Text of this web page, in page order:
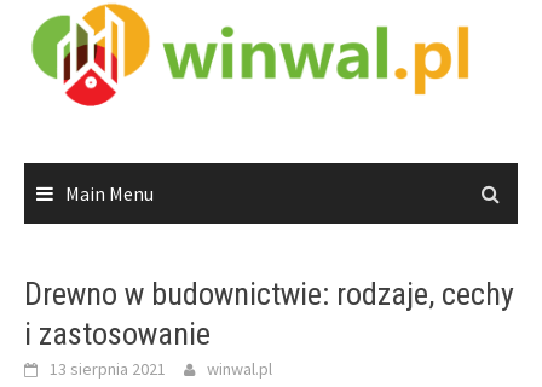
content
Main Menu
Drewno w budownictwie: rodzaje, cechy
i zastosowanie
13 sierpnia 2021 winwal.pl